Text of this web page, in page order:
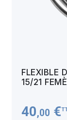
FLEXIBLE
15/21
40,00 €